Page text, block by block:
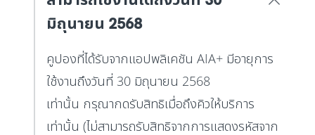
มิถุนายน 2568
คูปองที่ได้รับจากแอปพลิเคชัน AIA+ มีอายุการ
ใช้งานถึงวันที่ 30 มิถุนายน 2568
เท่านั้น กรุณากดรับสิทธิเมื่อถึงคิวให้บริการ
เท่านั้น (ไม่สามารถรับสิทธิจากการแสดงรหัสจาก